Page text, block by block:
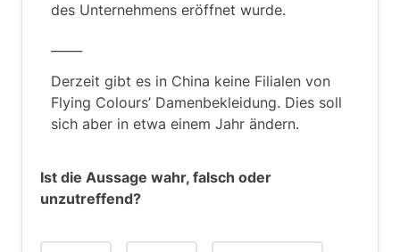
des Unternehmens eröffnet wurde.
Derzeit gibt es in China keine Filialen von
Flying Colours’ Damenbekleidung. Dies soll
sich aber in etwa einem Jahr ändern.
Ist die Aussage wahr, falsch oder
unzutreffend?